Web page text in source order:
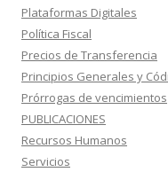
Plataformas Digitales
Política Fiscal
Precios de Transferencia
Principios Generales y
Prórrogas de vencimientos
PUBLICACIONES
Recursos Humanos
Servicios